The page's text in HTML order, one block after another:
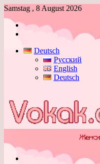
Samstag , 8 August 2026
Anmelden
Deutsch
Русский
English
Deutsch